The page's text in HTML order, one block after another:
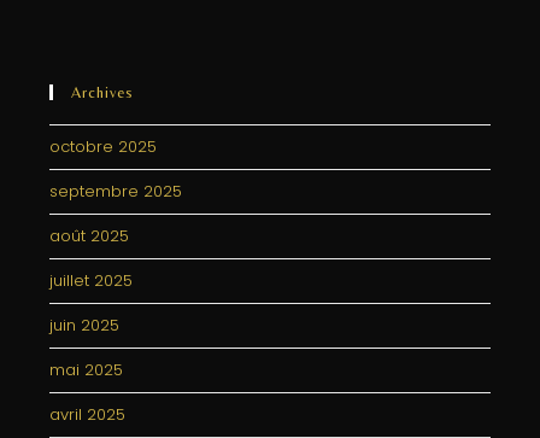
Archives
octobre 2025
septembre 2025
août 2025
juillet 2025
juin 2025
mai 2025
avril 2025